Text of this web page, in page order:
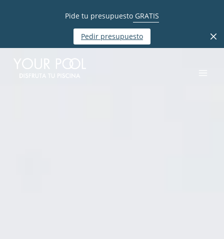
Pide tu presupuesto GRATIS
Pedir presupuesto